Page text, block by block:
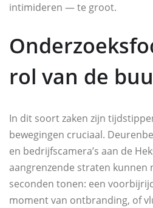
intimideren — te groot.
rol van de
In dit soort zaken zijn
bewegingen cruciaal.
en bedrijfscamera’s aan de
aangrenzende straten kunnen
seconden tonen: een
moment van ontbranding, of